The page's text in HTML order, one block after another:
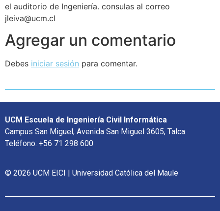
el auditorio de Ingeniería. consulas al correo
jleiva@ucm.cl
Agregar un comentario
Debes iniciar sesión para comentar.
UCM Escuela de Ingeniería Civil Informática
Campus San Miguel, Avenida San Miguel 3605, Talca.
Teléfono: +56 71 298 600
© 2026 UCM EICI | Universidad Católica del Maule